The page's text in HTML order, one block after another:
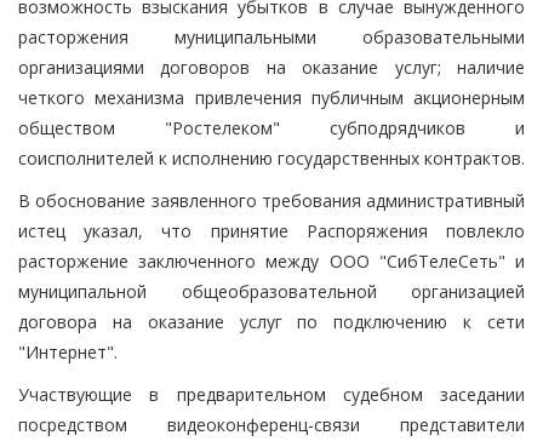
возможность взыскания убытков в случае вынужденного
расторжения муниципальными образовательными
организациями договоров на оказание услуг; наличие
четкого механизма привлечения публичным акционерным
обществом "Ростелеком" субподрядчиков и
соисполнителей к исполнению государственных контрактов.
В обоснование заявленного требования административный
истец указал, что принятие Распоряжения повлекло
расторжение заключенного между ООО "СибТелеСеть" и
муниципальной общеобразовательной организацией
договора на оказание услуг по подключению к сети
"Интернет".
Участвующие в предварительном судебном заседании
посредством видеоконференц-связи представители